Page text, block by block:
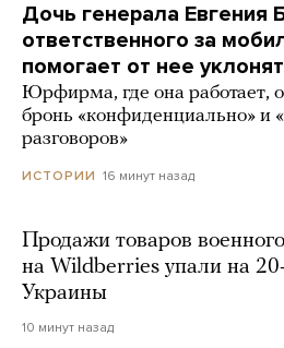
Дочь генерала Евгения
ответственного за
помогает от нее
Юрфирма, где она работает,
бронь «конфиденциально» и
разговоров»
ИСТОРИИ 16 минут назад
Продажи товаров
на Wildberries упали на
Украины
10 минут назад